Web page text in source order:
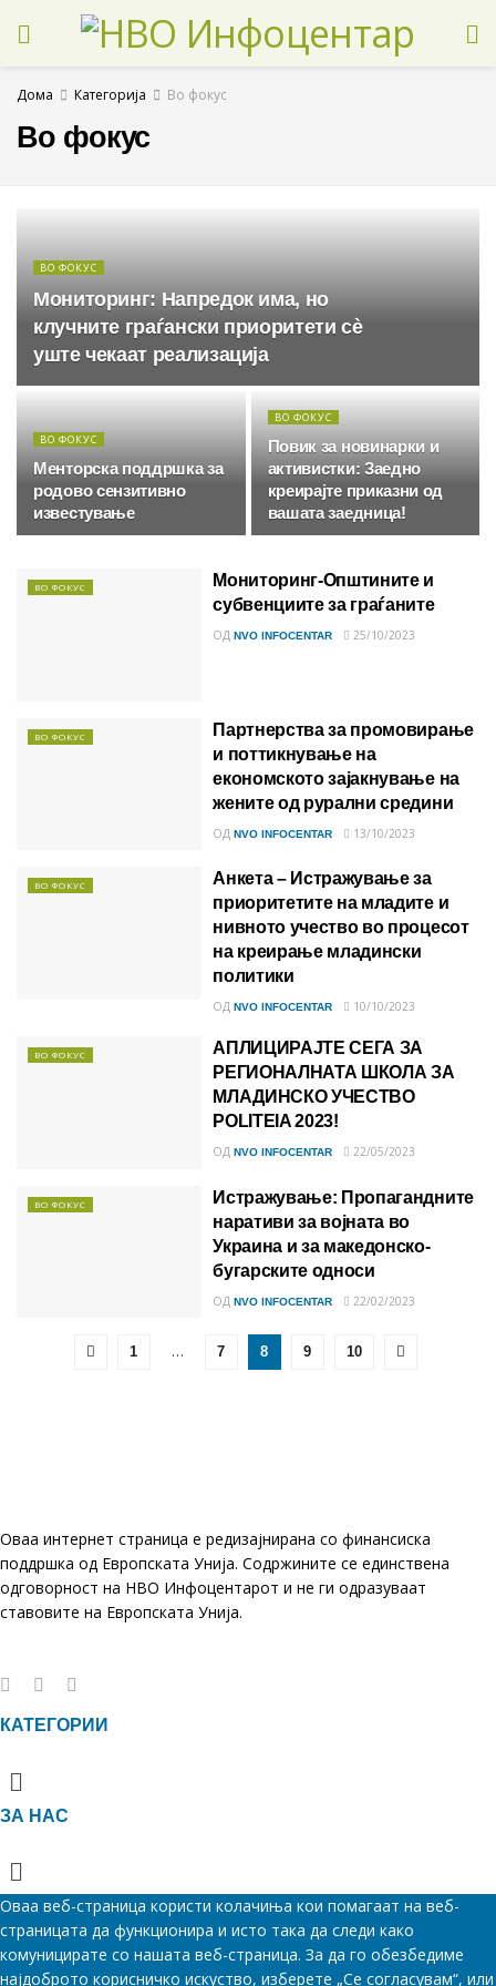
Дома Категорија Во фокус
Во фокус
ВО ФОКУС
Мониторинг: Напредок има, но
клучните граѓански приоритети сè
уште чекаат реализација
ВО ФОКУС
Менторска поддршка за
родово сензитивно
известување
ВО ФОКУС
Повик за новинарки и
активистки: Заедно
креирајте приказни од
вашата заедница!
ВО ФОКУС
Мониторинг-Општините и
субвенциите за граѓаните
ОД NVO INFOCENTAR 25/10/2023
ВО ФОКУС
Партнерства за промовирање
и поттикнување на
економското зајакнување на
жените од рурални средини
ОД NVO INFOCENTAR 13/10/2023
ВО ФОКУС
Анкета – Истражување за
приоритетите на младите и
нивното учество во процесот
на креирање младински
политики
ОД NVO INFOCENTAR 10/10/2023
ВО ФОКУС
АПЛИЦИРАЈТЕ СЕГА ЗА
РЕГИОНАЛНАТА ШКОЛА ЗА
МЛАДИНСКО УЧЕСТВО
POLITEIA 2023!
ОД NVO INFOCENTAR 22/05/2023
ВО ФОКУС
Истражување: Пропагандните
наративи за војната во
Украина и за македонско-
бугарските односи
ОД NVO INFOCENTAR 22/02/2023
1 … 7 8 9 10
Оваа интернет страница е редизајнирана со финансиска
поддршка од Европската Унија. Содржините се единствена
одговорност на НВО Инфоцентарот и не ги одразуваат
ставовите на Европската Унија.
КАТЕГОРИИ
Menu
ЗА НАС
Menu
Оваа веб-страница користи колачиња кои помагаат на веб-
страницата да функционира и исто така да следи како
комуницирате со нашата веб-страница. За да го обезбедиме
најдоброто корисничко искуство, изберете „Се согласувам“, или